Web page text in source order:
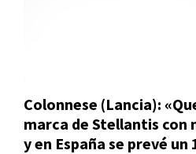
Colonnese (Lancia):
marca de Stellantis con
y en España se prevé un